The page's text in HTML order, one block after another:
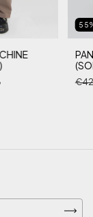
55